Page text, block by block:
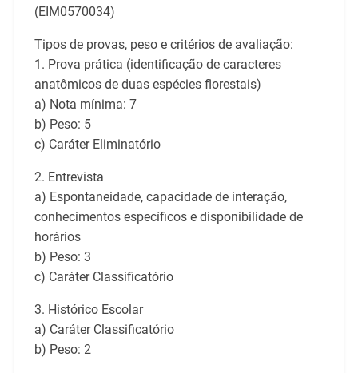
(EIM0570034)
Tipos de provas, peso e critérios de avaliação:
1. Prova prática (identificação de caracteres
anatômicos de duas espécies florestais)
a) Nota mínima: 7
b) Peso: 5
c) Caráter Eliminatório
2. Entrevista
a) Espontaneidade, capacidade de interação,
conhecimentos específicos e disponibilidade de
horários
b) Peso: 3
c) Caráter Classificatório
3. Histórico Escolar
a) Caráter Classificatório
b) Peso: 2